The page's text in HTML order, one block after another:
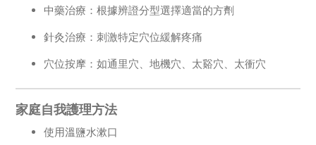
中藥治療：根據辨證分型選擇適當的方劑
針灸治療：刺激特定穴位緩解疼痛
穴位按摩：如通里穴、地機穴、太谿穴、太衝穴
家庭自我護理方法
使用溫鹽水漱口